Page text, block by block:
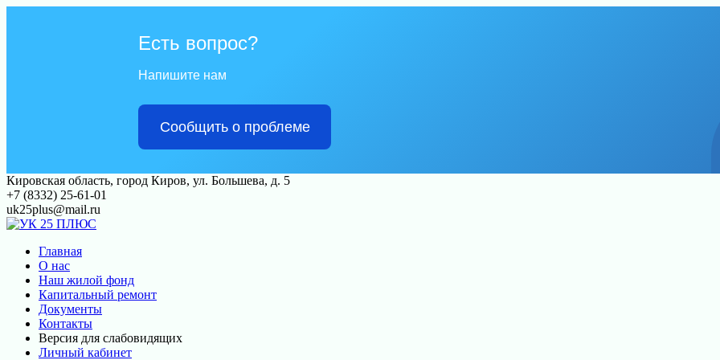
Есть вопрос?
Напишите нам
Сообщить о проблеме
Перейти
к
контенту
Кировская область, город Киров, ул. Большева, д. 5
+7 (8332) 25-61-01
uk25plus@mail.ru
Главная
О нас
Наш жилой фонд
Капитальный ремонт
Документы
Контакты
Версия для слабовидящих
Личный кабинет